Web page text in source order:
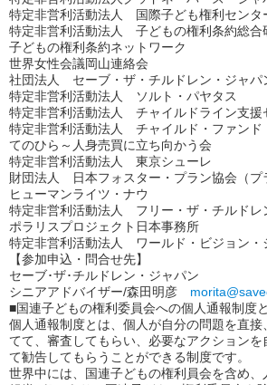
特定非営利活動法人 国際子ども権利センタ
特定非営利活動法人 子どもの権利条約総合
子どもの権利条約ネットワーク
世界女性会議岡山連絡会
社団法人 セーブ・ザ・チルドレン・ジャパ
特定非営利活動法人 ソルト・パヤタス
特定非営利活動法人 チャイルドライン支援
特定非営利活動法人 チャイルド・ファンド
てのひら～人身売買に立ち向かう会
特定非営利活動法人 東京シューレ
財団法人 日本フォスター・プラン協会（プ
ヒューマンライツ・ナウ
特定非営利活動法人 フリー・ザ・チルドレ
ポラリスプロジェクト日本事務所
特定非営利活動法人 ワールド・ビジョン・
【参加申込・問合せ先】
セーブ･ザ･チルドレン・ジャパン
シニアアドバイザー/森田明彦
■国連子どもの権利委員会への個人通報制度
個人通報制度とは、個人が自分の問題を直
てて、審査してもらい、必要なアクションを
て勧告してもらうことができる制度です。
世界中には、国連子どもの権利員会を含め、